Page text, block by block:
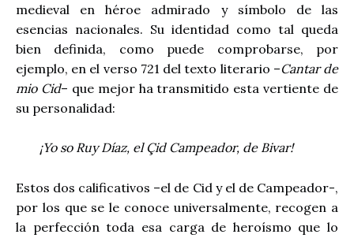
medieval en héroe admirado y símbolo de las
esencias nacionales. Su identidad como tal queda
bien definida, como puede comprobarse, por
ejemplo, en el verso 721 del texto literario –Cantar de
mio Cid– que mejor ha transmitido esta vertiente de
su personalidad:
¡Yo so Ruy Díaz, el Çid Campeador, de Bivar!
Estos dos calificativos –el de Cid y el de Campeador-,
por los que se le conoce universalmente, recogen a
la perfección toda esa carga de heroísmo que lo